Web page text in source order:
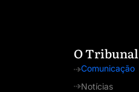
O Tribunal
Comunicação
Notícias